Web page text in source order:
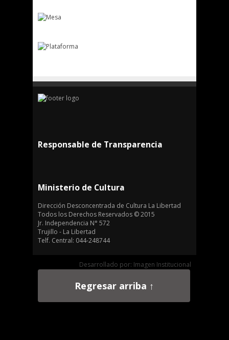
Responsable de Transparencia
Ministerio de Cultura
Dirección Desconcentrada de Cultura La Libertad
Todos los Derechos Reservados © 2015
Jr. Independencia N° 572
Trujillo - La Libertad
Telf. Central: 044-248744
Desarrollado por: Imagen Institucional
Regresar arriba ↑